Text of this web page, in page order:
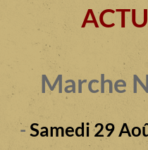
Marche
-Samedi 29